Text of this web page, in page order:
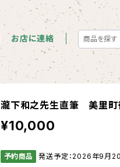
お店に連絡
瀧下和之先生直筆 美里町復
¥10,000
予約商品 発送予定：2026年9月